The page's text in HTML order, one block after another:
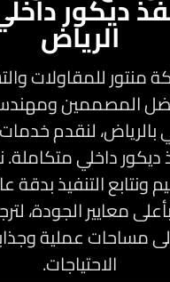
ديكور
الرياض
منتور للمقاولات
المصممين
بالرياض، لنقدم
ديكور داخلي متكاملة.
ونتابع التنفيذ بدقة
بأعلى معايير الجودة،
مساحات عملية
الاحتياجات.